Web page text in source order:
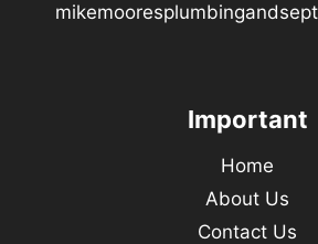
Important
Home
About Us
Contact Us